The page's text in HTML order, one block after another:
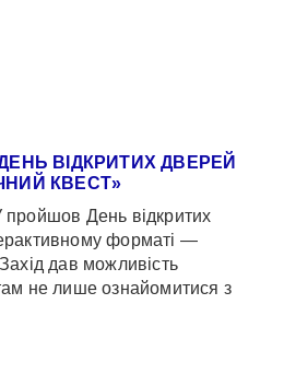
ВІДКРИТИХ ДВЕРЕЙ
КВЕСТ»
День відкритих
форматі —
дав можливість
не лише ознайомитися з